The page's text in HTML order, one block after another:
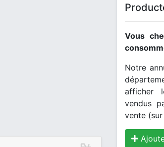
Vous
Notre
afficher
vendus
vente